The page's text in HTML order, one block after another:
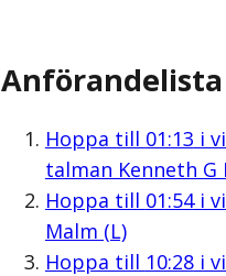
Anförandelista
Hoppa till 01:13 i
talman Kenneth G
Hoppa till 01:54i
Malm (L)
Hoppa till 10:28i